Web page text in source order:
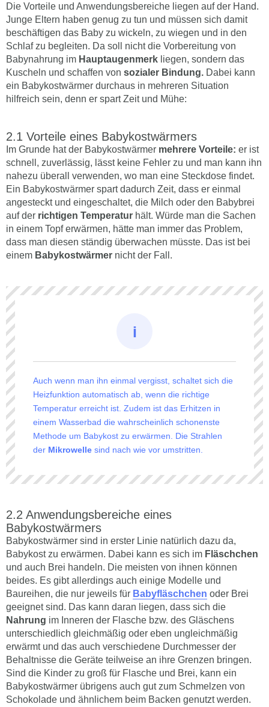
Die Vorteile und Anwendungsbereiche liegen auf der Hand.
Junge Eltern haben genug zu tun und müssen sich damit
beschäftigen das Baby zu wickeln, zu wiegen und in den
Schlaf zu begleiten. Da soll nicht die Vorbereitung von
Babynahrung im Hauptaugenmerk liegen, sondern das
Kuscheln und schaffen von sozialer Bindung. Dabei kann
ein Babykostwärmer durchaus in mehreren Situation
hilfreich sein, denn er spart Zeit und Mühe:
Vorteile eines Babykostwärmers
Im Grunde hat der Babykostwärmer mehrere Vorteile: er ist
schnell, zuverlässig, lässt keine Fehler zu und man kann ihn
nahezu überall verwenden, wo man eine Steckdose findet.
Ein Babykostwärmer spart dadurch Zeit, dass er einmal
angesteckt und eingeschaltet, die Milch oder den Babybrei
auf der richtigen Temperatur hält. Würde man die Sachen
in einem Topf erwärmen, hätte man immer das Problem,
dass man diesen ständig überwachen müsste. Das ist bei
einem Babykostwärmer nicht der Fall.
Auch wenn man ihn einmal vergisst, schaltet sich die
Heizfunktion automatisch ab, wenn die richtige
Temperatur erreicht ist. Zudem ist das Erhitzen in
einem Wasserbad die wahrscheinlich schonenste
Methode um Babykost zu erwärmen. Die Strahlen
der Mikrowelle sind nach wie vor umstritten.
Anwendungsbereiche eines
Babykostwärmers
Babykostwärmer sind in erster Linie natürlich dazu da,
Babykost zu erwärmen. Dabei kann es sich im Fläschchen
und auch Brei handeln. Die meisten von ihnen können
beides. Es gibt allerdings auch einige Modelle und
Baureihen, die nur jeweils für Babyfläschchen oder Brei
geeignet sind. Das kann daran liegen, dass sich die
Nahrung im Inneren der Flasche bzw. des Gläschens
unterschiedlich gleichmäßig oder eben ungleichmäßig
erwärmt und das auch verschiedene Durchmesser der
Behaltnisse die Geräte teilweise an ihre Grenzen bringen.
Sind die Kinder zu groß für Flasche und Brei, kann ein
Babykostwärmer übrigens auch gut zum Schmelzen von
Schokolade und ähnlichem beim Backen genutzt werden.